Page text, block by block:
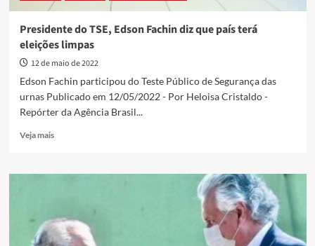
Presidente do TSE, Edson Fachin diz que país terá
eleições limpas
12 de maio de 2022
Edson Fachin participou do Teste Público de Segurança das
urnas Publicado em 12/05/2022 - Por Heloisa Cristaldo -
Repórter da Agência Brasil...
Veja maisRead
Presidente
Fachin
diz